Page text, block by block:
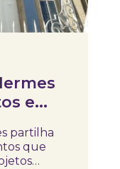
e
partilha
que